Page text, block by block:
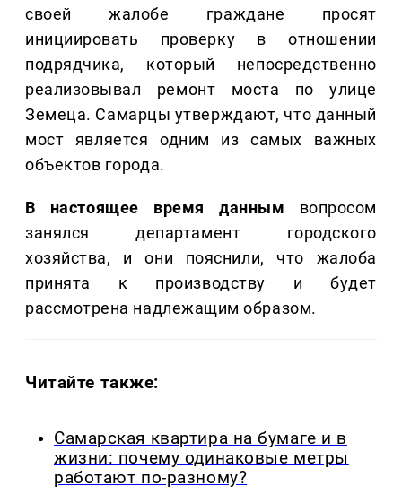
своей жалобе граждане просят
инициировать проверку в отношении
подрядчика, который непосредственно
реализовывал ремонт моста по улице
Земеца. Самарцы утверждают, что данный
мост является одним из самых важных
объектов города.
В настоящее время данным вопросом
занялся департамент городского
хозяйства, и они пояснили, что жалоба
принята к производству и будет
рассмотрена надлежащим образом.
Читайте также:
Самарская квартира на бумаге и в
жизни: почему одинаковые метры
работают по-разному?